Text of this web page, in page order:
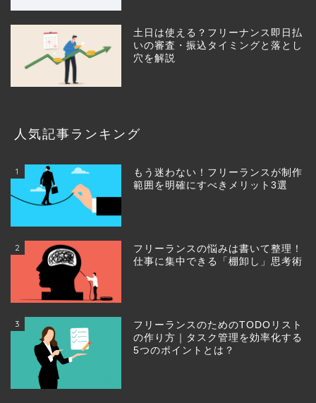
土日は使える？フリーナンス即日払
いの審査・振込タイミングと落とし
穴を解説
人気記事ランキング
1
もう迷わない！フリーランスが制作
範囲を明確にすべきメリット3選
2
フリーランスの悩みは書いて整理！
仕事に集中できる「棚卸し」思考術
3
フリーランスのためのTODOリスト
の作り方｜タスク管理を効率化する
5つのポイントとは？